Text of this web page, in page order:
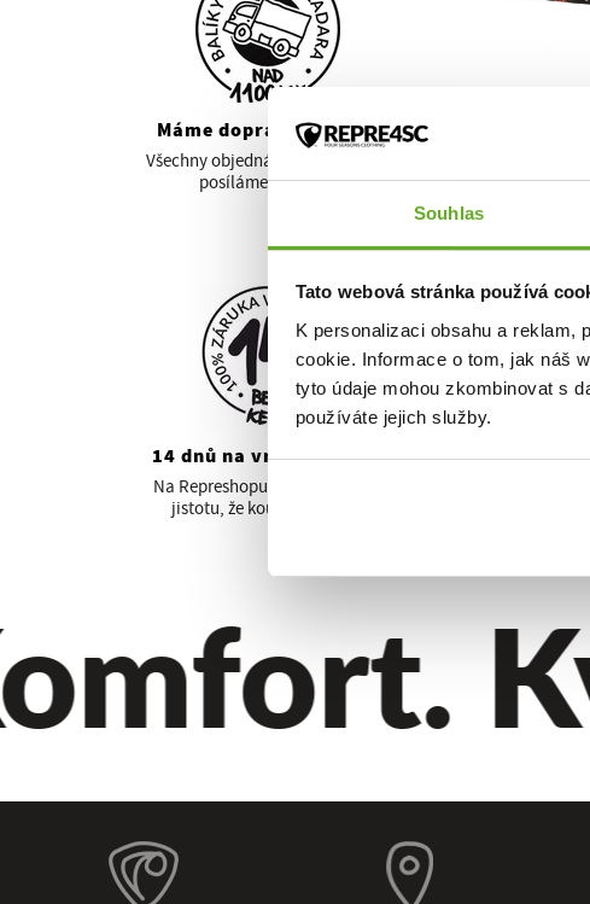
Souhlas
Tato webová stránka používá
K personalizaci obsahu a
cookie. Informace o tom, jak náš
tyto údaje mohou zkombinovat s
používáte jejich služby.
444 Kč
Letos se
Čertovy
Víc info o
Máme dopravu zdarma
Všechny objednávky nad 1100 Kč
posíláme ZADARA!
14 dnů na vrácení zboží
Na Represhopu máš naprostou
jistotu, že koupíš správně!